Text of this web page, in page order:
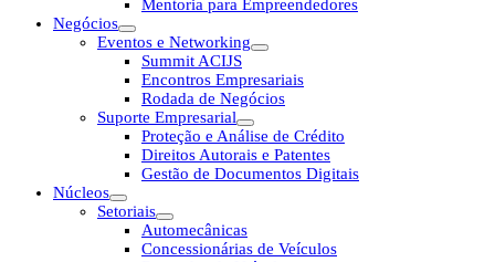
Mentoria para Empreendedores
Negócios
Eventos e Networking
Summit ACIJS
Encontros Empresariais
Rodada de Negócios
Suporte Empresarial
Proteção e Análise de Crédito
Direitos Autorais e Patentes
Gestão de Documentos Digitais
Núcleos
Setoriais
Automecânicas
Concessionárias de Veículos